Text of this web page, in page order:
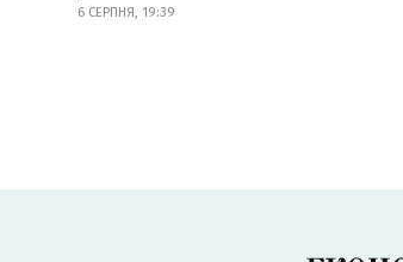
6 СЕРПНЯ, 19:39